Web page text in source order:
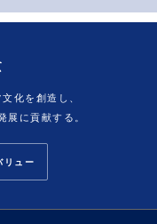
化を創造し、
に貢献する。
リュー